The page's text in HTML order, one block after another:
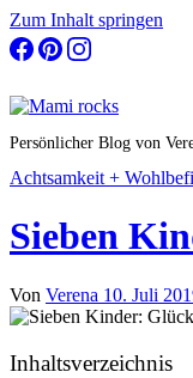
Zum Inhalt springen
Persönlicher Blog von
Achtsamkeit +
Sieben
Von Verena 10. Juli
Inhaltsverzeichnis